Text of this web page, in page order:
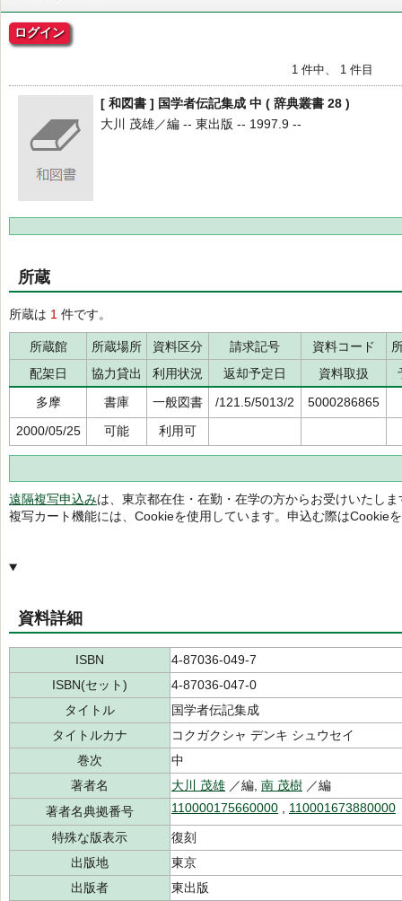
ログイン
1 件中、 1 件目
[ 和図書 ] 国学者伝記集成 中 ( 辞典叢書 28 )
大川 茂雄／編 -- 東出版 -- 1997.9 --
所蔵
所蔵は 1 件です。
所蔵館 所蔵場所 資料区分 請求記号 資料コード
配架日
協力貸出 利用状況 返却予定日 資料取扱
多摩
書庫 一般図書 /121.5/5013/2
5000286865
2000/05/25
可能 利用可
遠隔複写申込みは、東京都在住・在勤・在学の方からお受けいたしま
複写カート機能には、Cookieを使用しています。申込む際はCookie
資料詳細
ISBN
4-87036-049-7
ISBN(セット)
4-87036-047-0
タイトル
国学者伝記集成
タイトルカナ
コクガクシャ デンキ シュウセイ
巻次
中
著者名
大川 茂雄 ／編, 南 茂樹 ／編
著者名典拠番号
110000175660000 110001673880000
特殊な版表示
復刻
出版地
東京
出版者
東出版